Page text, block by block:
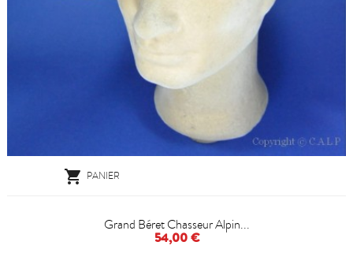
 PANIER
Grand Béret Chasseur Alpin...
54,00 €